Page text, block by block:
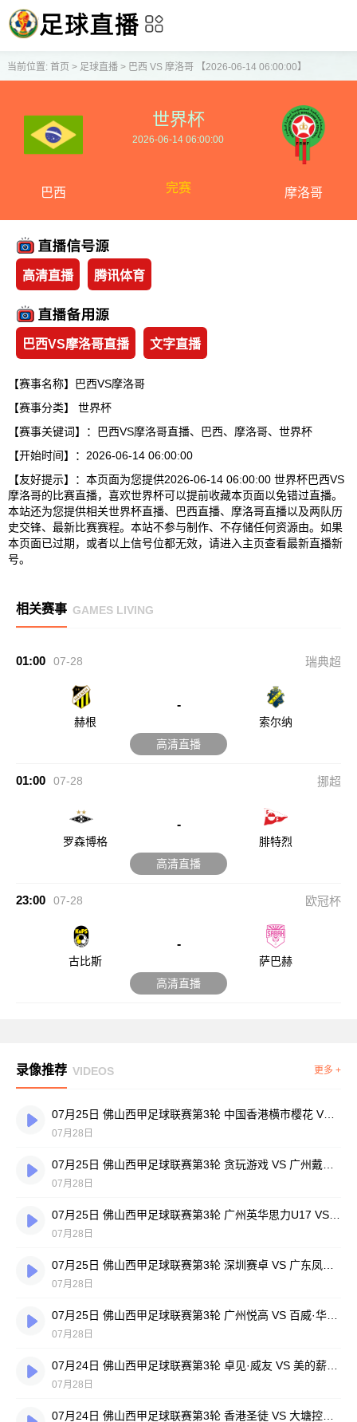
当前位置: 首页 > 足球直播> 巴西 VS 摩洛哥 【2026-06-14 06:00:00】
巴西
世界杯
2026-06-14 06:00:00
完赛 摩洛哥
高清直播 腾讯体育
巴西VS摩洛哥直播 文字直播
【赛事名称】巴西VS摩洛哥
【赛事分类】 世界杯
【赛事关键词】：巴西VS摩洛哥直播、巴西、摩洛哥、世界杯
【开始时间】：2026-06-14 06:00:00
【友好提示】：本页面为您提供2026-06-14 06:00:00 世界杯巴西VS
摩洛哥的比赛直播，喜欢世界杯可以提前收藏本页面以免错过直播。
本站还为您提供相关世界杯直播、巴西直播、摩洛哥直播以及两队历
史交锋、最新比赛赛程。本站不参与制作、不存储任何资源由。如果
本页面已过期，或者以上信号位都无效，请进入主页查看最新直播新
号。
相关赛事 GAMES LIVING
01:00 07-28 瑞典超
赫根
-
索尔纳
高清直播
01:00 07-28 挪超
罗森博格
-
腓特烈
高清直播
23:00 07-28 欧冠杯
古比斯
-
萨巴赫
高清直播
录像推荐 VIDEOS 更多 +
07月25日 佛山西甲足球联赛第3轮 中国香港横市樱花 VS 吉图省实青年 全场录像
07月28日
07月28日
07月28日
07月28日
07月28日
07月28日